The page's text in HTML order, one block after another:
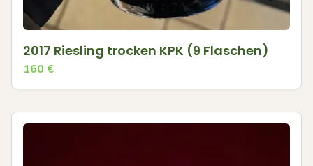
2017 Riesling trocken KPK (9 Flaschen)
160 €